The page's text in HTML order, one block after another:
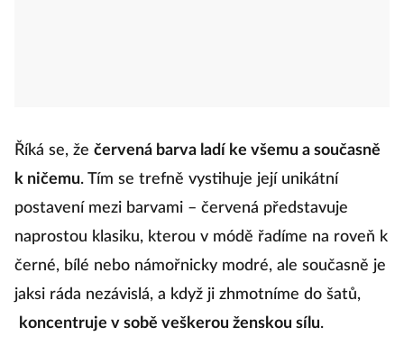
Říká se, že červená barva ladí ke všemu a současně
k ničemu. Tím se trefně vystihuje její unikátní
postavení mezi barvami – červená představuje
naprostou klasiku, kterou v módě řadíme na roveň k
černé, bílé nebo námořnicky modré, ale současně je
jaksi ráda nezávislá, a když ji zhmotníme do šatů,
koncentruje v sobě veškerou ženskou sílu.